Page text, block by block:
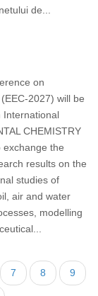
de...
on
2027) will be
International
CHEMISTRY
exchange the
results on the
studies of
air and water
modelling
Page
7 Page
8 Page
9